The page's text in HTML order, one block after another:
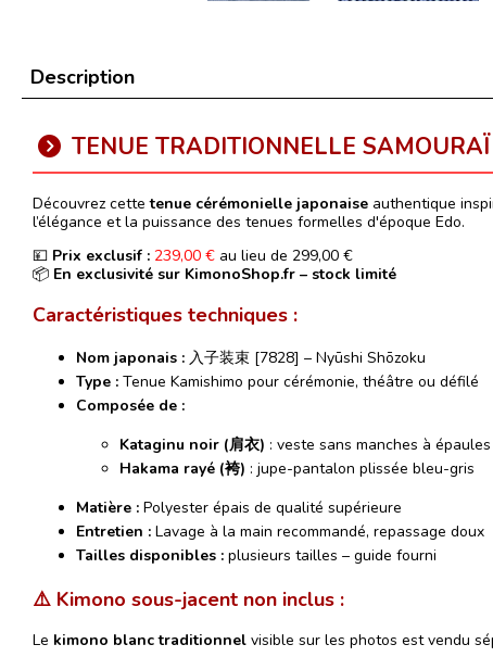
Description
TENUE TRADITIONNELLE
Découvrez cettetenue cérémonielle japonaise authentique
l’élégance et la puissance des tenues formelles d'époque Edo.
💴 Prix exclusif : 239,00 € au lieu de 299,00 €
📦 En exclusivité sur KimonoShop.fr – stock limité
Caractéristiques techniques :
Nom japonais : 入子装束 [7828] – Nyūshi Shōzoku
Type : Tenue Kamishimo pour cérémonie, théâtre ou défilé
Composée de :
Kataginu noir (肩衣) : veste sans manches à
Hakama rayé (袴) : jupe-pantalon plissée bleu-gris
Matière : Polyester épais de qualité supérieure
Entretien : Lavage à la main recommandé, repassage doux
Tailles disponibles : plusieurs tailles – guide fourni
⚠️ Kimono sous-jacent non inclus :
Le kimono blanc traditionnel visible sur les photos est vendu